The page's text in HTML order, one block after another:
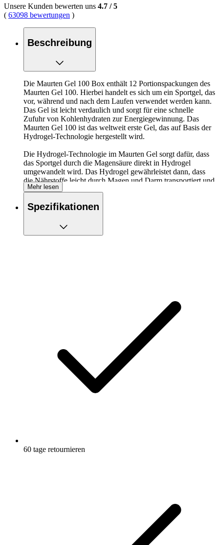
Unsere Kunden bewerten uns 4.7 /5
( 63098 bewertungen )
Beschreibung
Die Maurten Gel 100 Box enthält 12 Portionspackungen des
Maurten Gel 100. Hierbei handelt es sich um ein Sportgel, das
vor, während und nach dem Laufen verwendet werden kann.
Das Gel ist leicht verdaulich und sorgt für eine schnelle
Zufuhr von Kohlenhydraten zur Energiegewinnung. Das
Maurten Gel 100 ist das weltweit erste Gel, das auf Basis der
Hydrogel-Technologie hergestellt wird.
Die Hydrogel-Technologie im Maurten Gel sorgt dafür, dass
das Sportgel durch die Magensäure direkt in Hydrogel
umgewandelt wird. Das Hydrogel gewährleistet dann, dass
die Nährstoffe leicht durch Magen und Darm transportiert und
schnell aufgenommen werden.
Eigenschaften und Details:
25 Gramm Kohlenhydrate pro Gel
Inhalt pro Gel: 40 Gramm
Das Unterbrechen der Kohlenhydratversorgung in deinem
Körper ist eine der Hauptursachen für Müdigkeit beim
Laufen. Um deine Kohlenhydratreserven aufzufüllen und den
Vorrat aufrecht zu erhalten, liefert dir das Gel schnell Energie.
So umgehst du sicher dein Müdigkeits- und Leistungstief.
Empfohlene Anwendung: Du kannst das Maurten Gel 100
unmittelbar vor, während oder unmittelbar nach dem
einnehmen. Es wird empfohlen, ein bis max. drei Gele pro
Stunde zu konsumieren. Die Gels können leicht in einer
Tasche oder in einem Gürtel mitgenommen werden.
Mehr lesen
Spezifikationen
60 tage retournieren